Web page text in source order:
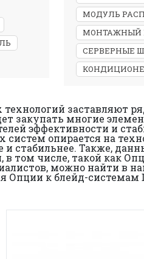
МОДУЛЬ
МОНТАЖНЫЙ
СЕРВЕРНЫЕ
заставляют
закупать многие
эффективности и
систем опирается на
стабильнее. Также,
в том числе, такой как
можно найти
Опции к блейд-